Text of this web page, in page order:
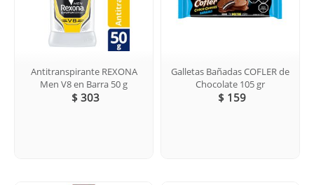
Antitranspirante REXONA
Men V8 en Barra 50 g
$ 303
Galletas Bañadas COFLER de
Chocolate 105 gr
$ 159